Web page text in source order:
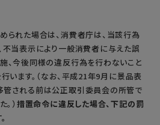
られた場合は、消費者庁は、当該行為
不当表示により一般消費者に与えた誤
、今後同様の違反行為を行わないこと
行います。（なお、平成21年9月に景品表
される前は公正取引委員会の所管で
） 措置命令に違反した場合、下記の罰